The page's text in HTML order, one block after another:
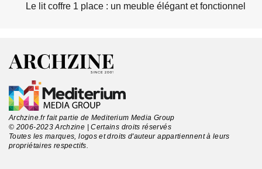
Le lit coffre 1 place : un meuble élégant et fonctionnel
Archzine.fr fait partie de Mediterium Media Group
© 2006-2023 Archzine | Certains droits réservés
Toutes les marques, logos et droits d'auteur appartiennent à leurs
propriétaires respectifs.